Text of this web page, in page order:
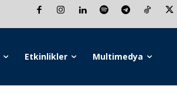
Etkinlikler Multimedya